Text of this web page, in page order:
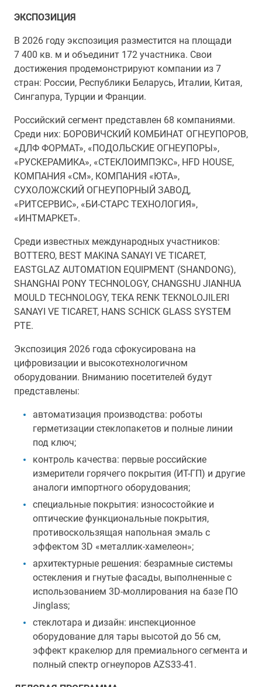
ЭКСПОЗИЦИЯ
В 2026 году экспозиция разместится на площади
7 400 кв. м и объединит 172 участника. Свои
достижения продемонстрируют компании из 7
стран: России, Республики Беларусь, Италии, Китая,
Сингапура, Турции и Франции.
Российский сегмент представлен 68 компаниями.
Среди них: БОРОВИЧСКИЙ КОМБИНАТ ОГНЕУПОРОВ,
«ДЛФ ФОРМАТ», «ПОДОЛЬСКИЕ ОГНЕУПОРЫ»,
«РУСКЕРАМИКА», «СТЕКЛОИМПЭКС», HFD HOUSE,
КОМПАНИЯ «СМ», КОМПАНИЯ «ЮТА»,
СУХОЛОЖСКИЙ ОГНЕУПОРНЫЙ ЗАВОД,
«РИТСЕРВИС», «БИ-СТАРС ТЕХНОЛОГИЯ»,
«ИНТМАРКЕТ».
Среди известных международных участников:
BOTTERO, BEST MAKINA SANAYI VE TICARET,
EASTGLAZ AUTOMATION EQUIPMENT (SHANDONG),
SHANGHAI PONY TECHNOLOGY, CHANGSHU JIANHUA
MOULD TECHNOLOGY, TEKA RENK TEKNOLOJILERI
SANAYI VE TICARET, HANS SCHICK GLASS SYSTEM
PTE.
Экспозиция 2026 года сфокусирована на
цифровизации и высокотехнологичном
оборудовании. Вниманию посетителей будут
представлены:
автоматизация производства: роботы
герметизации стеклопакетов и полные линии
под ключ;
контроль качества: первые российские
измерители горячего покрытия (ИТ-ГП) и другие
аналоги импортного оборудования;
специальные покрытия: износостойкие и
оптические функциональные покрытия,
противоскользящая напольная эмаль с
эффектом 3D «металлик-хамелеон»;
архитектурные решения: безрамные системы
остекления и гнутые фасады, выполненные с
использованием 3D-моллирования на базе ПО
Jinglass;
стеклотара и дизайн: инспекционное
оборудование для тары высотой до 56 см,
эффект кракелюр для премиального сегмента и
полный спектр огнеупоров AZS33-41.